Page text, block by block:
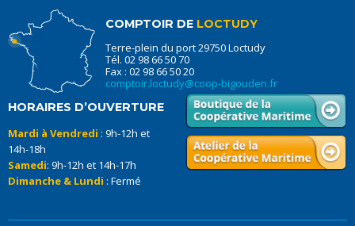
COMPTOIR DE LOCTUDY
Terre-plein du port 29750 Loctudy
Tél. 02 98 66 50 70
Fax : 02 98 66 50 20
comptoir.loctudy@coop-bigouden.fr
HORAIRES D’OUVERTURE
Mardi à Vendredi : 9h-12h et
14h-18h
Samedi: 9h-12h et 14h-17h
Dimanche & Lundi : Fermé